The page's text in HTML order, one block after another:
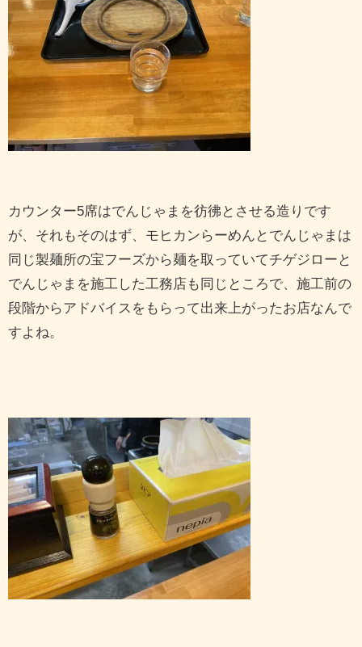
カウンター5席はでんじゃまを彷彿とさせる造りです
が、それもそのはず、モヒカンらーめんとでんじゃまは
同じ製麺所の宝フーズから麺を取っていてチゲジローと
でんじゃまを施工した工務店も同じところで、施工前の
段階からアドバイスをもらって出来上がったお店なんで
すよね。